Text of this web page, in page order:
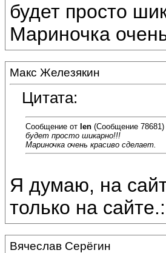
будет просто
Мариночка
Макс Железякин
Цитата:
Сообщение от len (Сообщение 78681)
будет просто шикарно!!!
Мариночка очень красиво сделает.
Я думаю, на
только на
Вячеслав Серёгин